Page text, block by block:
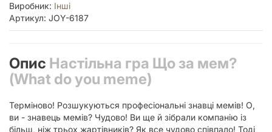
Виробник: Інші
Артикул: JOY-6187
Опис Настільна гра Що за мем?
(What do you meme)
Терміново! Розшукуються професіональні знавці мемів! О,
ви - знавець мемів? Чудово! Ви ще й зібрали компанію із
більш, ніж трьох жартівників? Як все чудово співпало! Тоді